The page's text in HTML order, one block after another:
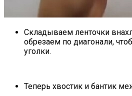
Складываем ленточки
обрезаем по диагонали,
уголки.
Теперь хвостик и бантик